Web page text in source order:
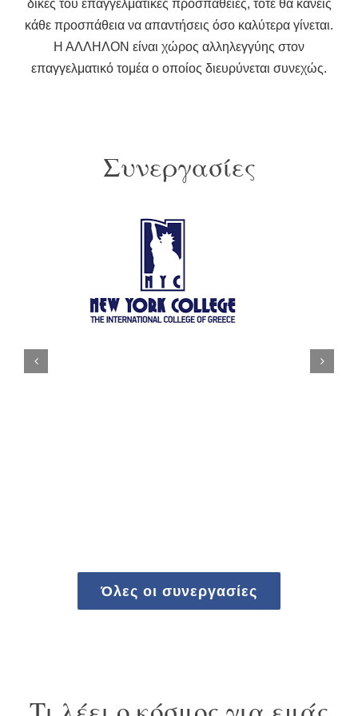
δικές του επαγγελματικές προσπάθειες, τότε θα κάνεις
κάθε προσπάθεια να απαντήσεις όσο καλύτερα γίνεται.
Η ΑΛΛΗΛΟΝ είναι χώρος αλληλεγγύης στον
επαγγελματικό τομέα ο οποίος διευρύνεται συνεχώς.
Συνεργασίες
Όλες οι συνεργασίες